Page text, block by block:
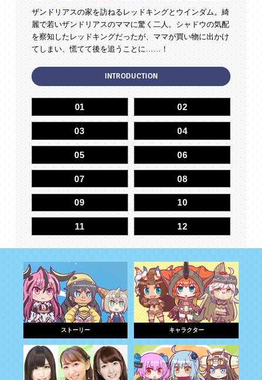
ザンドリアスの家を訪ねるレッドキングとウインダム。綺
麗で若いザンドリアスのママに驚く二人。 シャドウの気配
を察知したレッドキングだったが、ママが買い物に出かけ
てしまい、慌てて後を追うことに……！
INTRODUCTION
01 02
03 04
05 06
07 08
09 10
11 12
ストーリー キャラクター